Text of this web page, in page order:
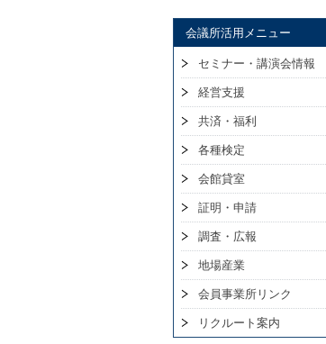
会議所活用メニュー
セミナー・講演会情報
経営支援
共済・福利
各種検定
会館貸室
証明・申請
調査・広報
地場産業
会員事業所リンク
リクルート案内